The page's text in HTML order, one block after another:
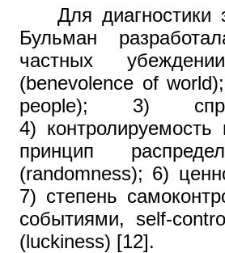
Для
Бульман
частных
(benevolence of
people); 3)
4)
принцип
(randomness); 6)
7) степень
событиями, self-
(luckiness) [12].